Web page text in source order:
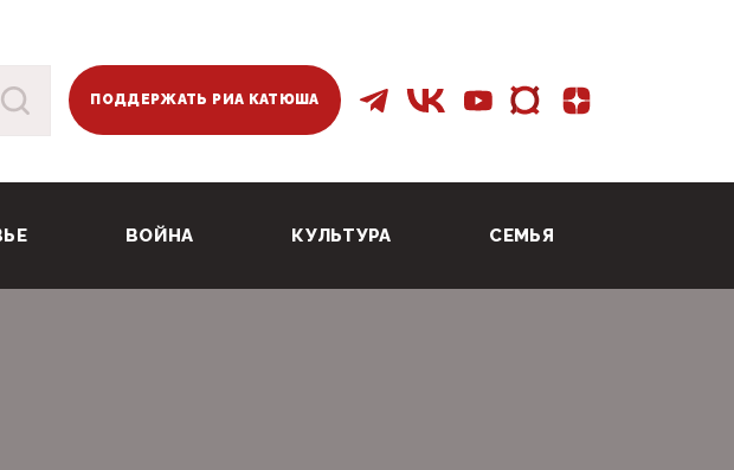
ПОДДЕРЖАТЬ РИА КАТЮША
ВОЙНА КУЛЬТУРА СЕМЬЯ